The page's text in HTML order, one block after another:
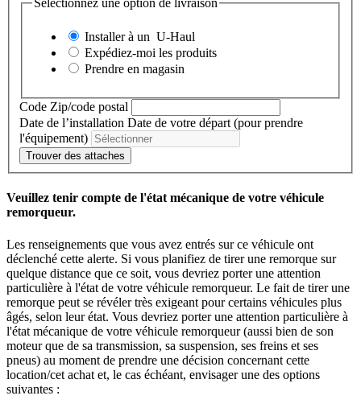
Sélectionnez une option de livraison
Installer à un U-Haul
Expédiez-moi les produits
Prendre en magasin
Code Zip/code postal
Date de l’installation Date de votre départ (pour prendre
l'équipement)
Trouver des attaches
Veuillez tenir compte de l'état mécanique de votre véhicule
remorqueur.
Les renseignements que vous avez entrés sur ce véhicule ont
déclenché cette alerte. Si vous planifiez de tirer une remorque sur
quelque distance que ce soit, vous devriez porter une attention
particulière à l'état de votre véhicule remorqueur. Le fait de tirer une
remorque peut se révéler très exigeant pour certains véhicules plus
âgés, selon leur état. Vous devriez porter une attention particulière à
l'état mécanique de votre véhicule remorqueur (aussi bien de son
moteur que de sa transmission, sa suspension, ses freins et ses
pneus) au moment de prendre une décision concernant cette
location/cet achat et, le cas échéant, envisager une des options
suivantes :